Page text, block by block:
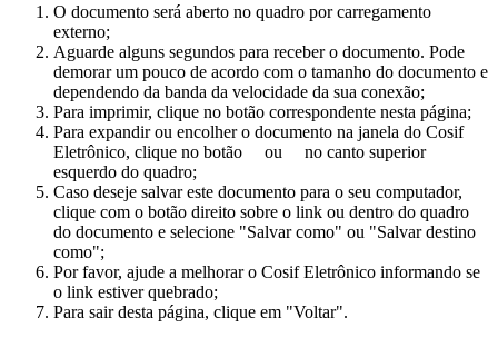
O documento será aberto no quadro por carregamento
externo;
Aguarde alguns segundos para receber o documento. Pode
demorar um pouco de acordo com o tamanho do documento e
dependendo da banda da velocidade da sua conexão;
Para imprimir, clique no botão correspondente nesta página;
Para expandir ou encolher o documento na janela do Cosif
Eletrônico, clique no botão
ou
no canto superior
esquerdo do quadro;
Caso deseje salvar este documento para o seu computador,
clique com o botão direito sobre o link ou dentro do quadro
do documento e selecione "Salvar como" ou "Salvar destino
como";
Por favor, ajude a melhorar o Cosif Eletrônico informando se
o link estiver quebrado;
Para sair desta página, clique em "Voltar".